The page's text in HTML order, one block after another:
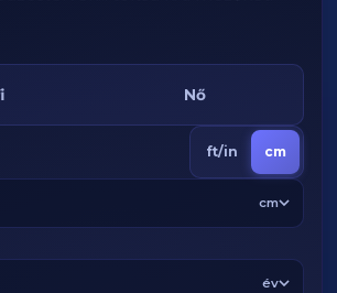
Nő
ft/in cm
cm
év